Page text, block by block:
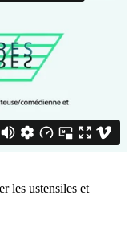
les ustensiles et